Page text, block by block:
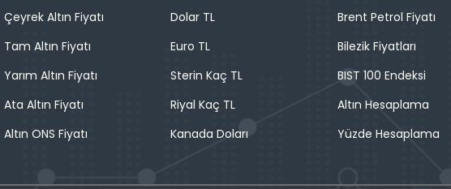
Çeyrek Altın Fiyatı
Tam Altın Fiyatı
Yarım Altın Fiyatı
Ata Altın Fiyatı
Altın ONS Fiyatı
Dolar TL
Euro TL
Sterin Kaç TL
Riyal Kaç TL
Kanada Doları
Brent Petrol Fiyatı
Bilezik Fiyatları
BIST 100 Endeksi
Altın Hesaplama
Yüzde Hesaplama